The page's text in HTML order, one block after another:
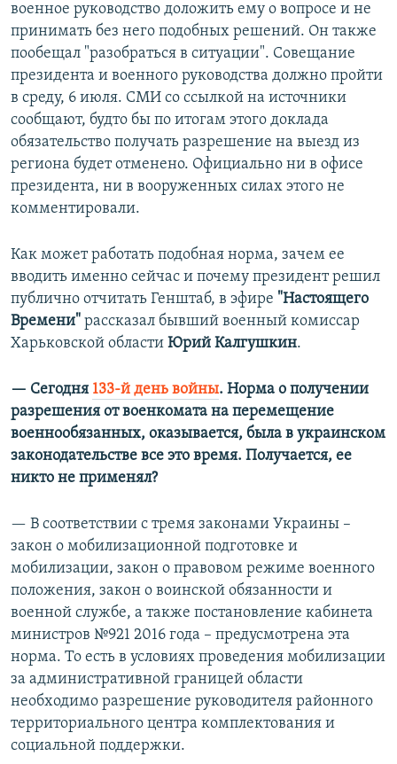
военное руководство доложить ему о вопросе и не
принимать без него подобных решений. Он также
пообещал "разобраться в ситуации". Совещание
президента и военного руководства должно пройти
в среду, 6 июля. СМИ со ссылкой на источники
сообщают, будто бы по итогам этого доклада
обязательство получать разрешение на выезд из
региона будет отменено. Официально ни в офисе
президента, ни в вооруженных силах этого не
комментировали.
Как может работать подобная норма, зачем ее
вводить именно сейчас и почему президент решил
публично отчитать Генштаб, в эфире "Настоящего
Времени" рассказал бывший военный комиссар
Харьковской области Юрий Калгушкин.
— Сегодня 133-й день войны. Норма о получении
разрешения от военкомата на перемещение
военнообязанных, оказывается, была в украинском
законодательстве все это время. Получается, ее
никто не применял?
— В соответствии с тремя законами Украины –
закон о мобилизационной подготовке и
мобилизации, закон о правовом режиме военного
положения, закон о воинской обязанности и
военной службе, а также постановление кабинета
министров №921 2016 года – предусмотрена эта
норма. То есть в условиях проведения мобилизации
за административной границей области
необходимо разрешение руководителя районного
территориального центра комплектования и
социальной поддержки.